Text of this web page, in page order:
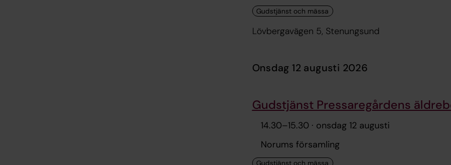
Lövbergavägen 5, Stenungsund
onsdag 12 augusti 2026
Gudstjänst Pressaregårdens
14.30–15.30 · onsdag 12 augusti
Norums församling